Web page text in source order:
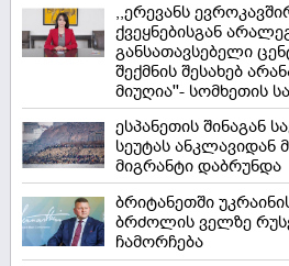
,,ერევანს
ქვეყნებისგან
განსათავსებელი
შექმნის შესახებ
მიუღია''- სომხეთის
ესპანეთის შინაგან
სეუტას ანკლავიდან
მიგრანტი დაბრუნდა
ბრიტანეთში
ბრძოლის ველზე
ჩამორჩება